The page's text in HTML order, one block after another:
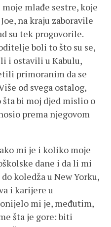
mlađe sestre, koje
na kraju zaboravile
su tek progovorile.
boli to što su se,
i ostavili u Kabulu,
primoranim da se
od svega ostalog,
bi moj djed mislio o
prema njegovom
mi je i koliko moje
dane i da li mi
koledža u New Yorku,
i karijere u
mi je, međutim,
šta je gore: biti